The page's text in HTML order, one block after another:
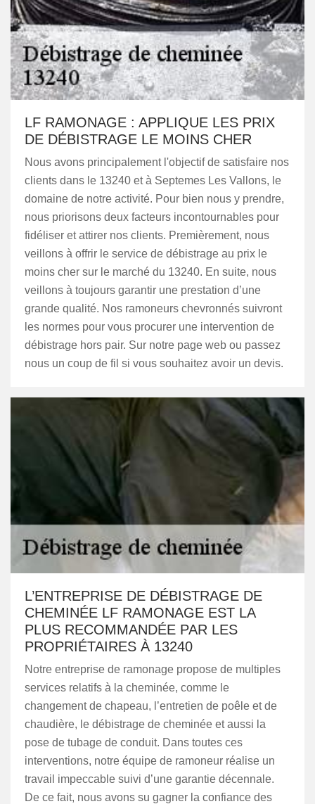
LF RAMONAGE : APPLIQUE LES PRIX
DE DÉBISTRAGE LE MOINS CHER
Nous avons principalement l'objectif de satisfaire nos
clients dans le 13240 et à Septemes Les Vallons, le
domaine de notre activité. Pour bien nous y prendre,
nous priorisons deux facteurs incontournables pour
fidéliser et attirer nos clients. Premièrement, nous
veillons à offrir le service de débistrage au prix le
moins cher sur le marché du 13240. En suite, nous
veillons à toujours garantir une prestation d’une
grande qualité. Nos ramoneurs chevronnés suivront
les normes pour vous procurer une intervention de
débistrage hors pair. Sur notre page web ou passez
nous un coup de fil si vous souhaitez avoir un devis.
L’ENTREPRISE DE DÉBISTRAGE DE
CHEMINÉE LF RAMONAGE EST LA
PLUS RECOMMANDÉE PAR LES
PROPRIÉTAIRES À 13240
Notre entreprise de ramonage propose de multiples
services relatifs à la cheminée, comme le
changement de chapeau, l’entretien de poêle et de
chaudière, le débistrage de cheminée et aussi la
pose de tubage de conduit. Dans toutes ces
interventions, notre équipe de ramoneur réalise un
travail impeccable suivi d’une garantie décennale.
De ce fait, nous avons su gagner la confiance des